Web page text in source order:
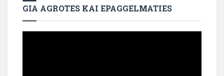
GIA AGROTES KAI EPAGGELMATIES